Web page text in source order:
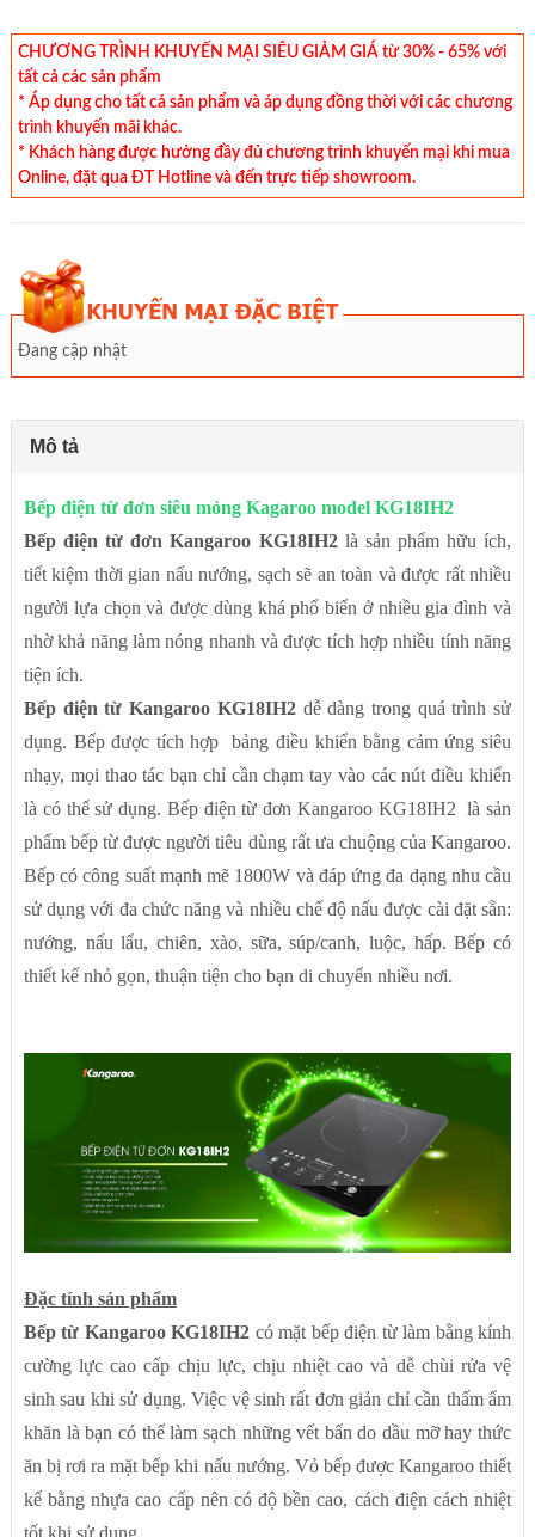
CHƯƠNG TRÌNH KHUYẾN MẠI SIÊU GIẢM GIÁ từ 30% - 65% với
tất cả các sản phẩm
* Áp dụng cho tất cả sản phẩm và áp dụng đồng thời với các chương
trình khuyến mãi khác.
* Khách hàng được hưởng đầy đủ chương trình khuyến mại khi mua
Online, đặt qua ĐT Hotline và đến trực tiếp showroom.
Đang cập nhật
Mô tả
Bếp điện từ đơn siêu mỏng Kagaroo model KG18IH2
Bếp điện từ đơn Kangaroo KG18IH2 là sản phẩm hữu ích,
tiết kiệm thời gian nấu nướng, sạch sẽ an toàn và được rất nhiều
người lựa chọn và được dùng khá phổ biến ở nhiều gia đình và
nhờ khả năng làm nóng nhanh và được tích hợp nhiều tính năng
tiện ích.
Bếp điện từ Kangaroo KG18IH2 dễ dàng trong quá trình sử
dụng. Bếp được tích hợp bảng điều khiển bằng cảm ứng siêu
nhạy, mọi thao tác bạn chỉ cần chạm tay vào các nút điều khiển
là có thể sử dụng. Bếp điện từ đơn Kangaroo KG18IH2 là sản
phẩm bếp từ được người tiêu dùng rất ưa chuộng của Kangaroo.
Bếp có công suất mạnh mẽ 1800W và đáp ứng đa dạng nhu cầu
sử dụng với đa chức năng và nhiều chế độ nấu được cài đặt sẵn:
nướng, nấu lẩu, chiên, xào, sữa, súp/canh, luộc, hấp. Bếp có
thiết kế nhỏ gọn, thuận tiện cho bạn di chuyển nhiều nơi.
Đặc tính sản phẩm
Bếp từ Kangaroo KG18IH2 có mặt bếp điện từ làm bằng kính
cường lực cao cấp chịu lực, chịu nhiệt cao và dễ chùi rửa vệ
sinh sau khi sử dụng. Việc vệ sinh rất đơn giản chỉ cần thấm ẩm
khăn là bạn có thể làm sạch những vết bẩn do dầu mỡ hay thức
ăn bị rơi ra mặt bếp khi nấu nướng. Vỏ bếp được Kangaroo thiết
kế bằng nhựa cao cấp nên có độ bền cao, cách điện cách nhiệt